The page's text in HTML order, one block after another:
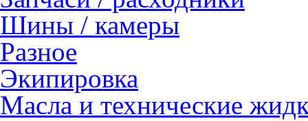
Шины / камеры
Разное
Экипировка
Масла и технические